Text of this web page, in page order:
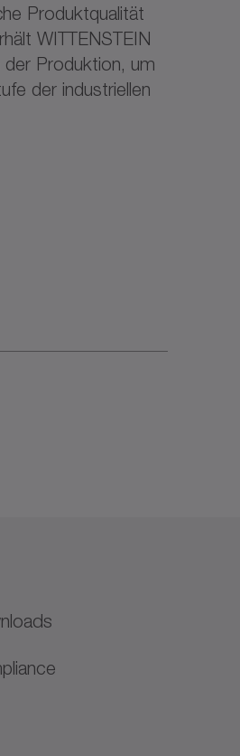
Produktqualität
WITTENSTEIN
der Produktion, um
der industriellen